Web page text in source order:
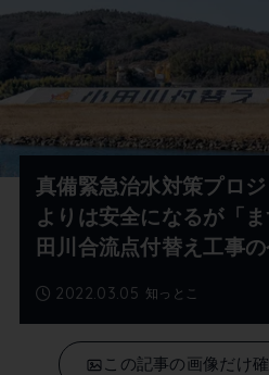
知っとこ
2022.03.05
真備緊急治水対策プロ
よりは安全になるが「
田川合流点付替え工事
この記事の画像だけ